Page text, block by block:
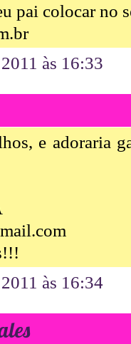
pai colocar no
às 16:33
e adoraria
às 16:34